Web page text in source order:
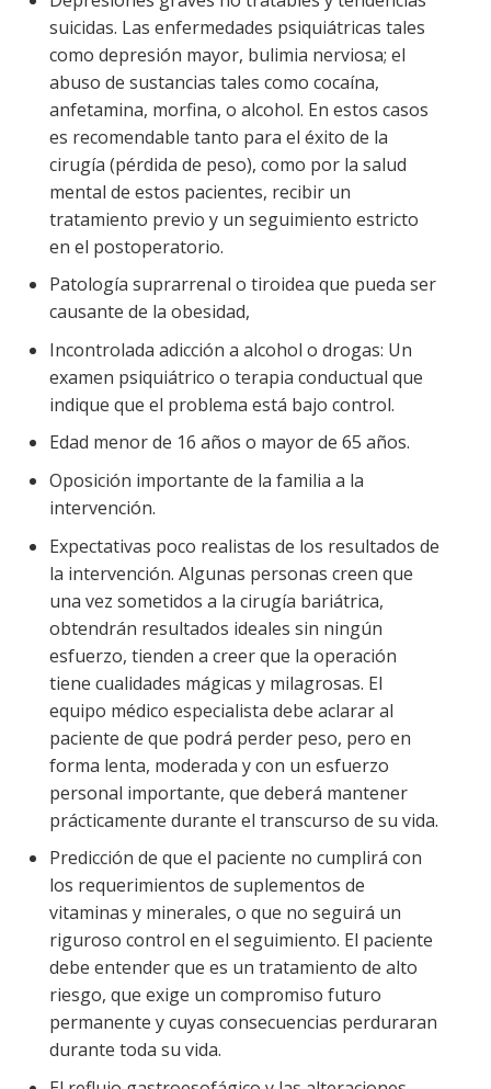
suicidas. Las enfermedades psiquiátricas tales
como depresión mayor, bulimia nerviosa; el
abuso de sustancias tales como cocaína,
anfetamina, morfina, o alcohol. En estos casos
es recomendable tanto para el éxito de la
cirugía (pérdida de peso), como por la salud
mental de estos pacientes, recibir un
tratamiento previo y un seguimiento estricto
en el postoperatorio.
Patología suprarrenal o tiroidea que pueda ser
causante de la obesidad,
Incontrolada adicción a alcohol o drogas: Un
examen psiquiátrico o terapia conductual que
indique que el problema está bajo control.
Edad menor de 16 años o mayor de 65 años.
Oposición importante de la familia a la
intervención.
Expectativas poco realistas de los resultados de
la intervención. Algunas personas creen que
una vez sometidos a la cirugía bariátrica,
obtendrán resultados ideales sin ningún
esfuerzo, tienden a creer que la operación
tiene cualidades mágicas y milagrosas. El
equipo médico especialista debe aclarar al
paciente de que podrá perder peso, pero en
forma lenta, moderada y con un esfuerzo
personal importante, que deberá mantener
prácticamente durante el transcurso de su vida.
Predicción de que el paciente no cumplirá con
los requerimientos de suplementos de
vitaminas y minerales, o que no seguirá un
riguroso control en el seguimiento. El paciente
debe entender que es un tratamiento de alto
riesgo, que exige un compromiso futuro
permanente y cuyas consecuencias perduraran
durante toda su vida.